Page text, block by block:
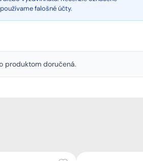
falošné účty.
produktom doručená.